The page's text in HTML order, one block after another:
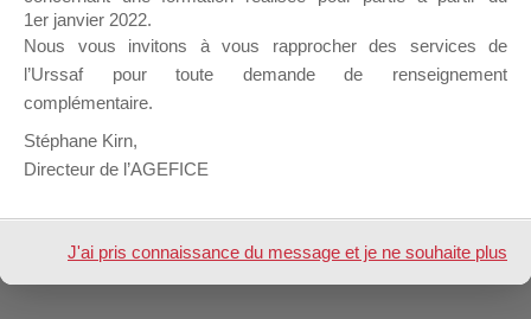
Nom &
Prénom
Amhaouach ouafae
Design de
1er janvier 2022.
Nous vous invitons à vous rapprocher des services de
l’Urssaf pour toute demande de renseignement
complémentaire.
Stéphane Kirn,
Directeur de l’AGEFICE
J'ai pris connaissance du message et je ne souhaite plus